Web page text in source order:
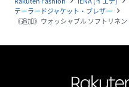
テーラードジャケット・ブレザー navigate_next
《追加》ウォッシャブル ソフトリネ